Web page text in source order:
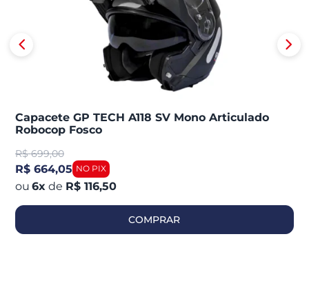
Capacete GP TECH A118 SV Mono Articulado
Robocop Fosco
R$ 699,00
R$ 664,05
6x de R$ 116,50
COMPRAR